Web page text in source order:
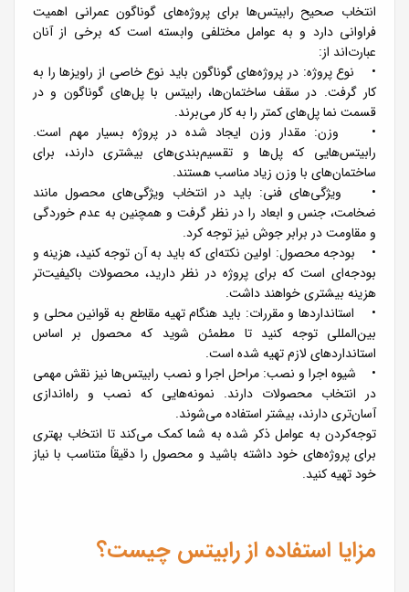
انتخاب صحیح رابیتس‌ها برای پروژه‌های گوناگون عمرانی اهمیت
فراوانی دارد و به عوامل مختلفی وابسته است که برخی از آنان
عبارت‌اند از:
• نوع پروژه: در پروژه‌های گوناگون باید نوع خاصی از راویزها را به
کار گرفت. در سقف ساختمان‌ها، رابیتس با پل‌های گوناگون و در
قسمت نما پل‌های کمتر را به کار می‌برند.
• وزن: مقدار وزن ایجاد شده در پروژه بسیار مهم است.
رابیتس‌هایی که پل‌ها و تقسیم‌بندی‌های بیشتری دارند، برای
ساختمان‌های با وزن زیاد مناسب هستند.
• ویژگی‌های فنی: باید در انتخاب ویژگی‌های محصول مانند
ضخامت، جنس و ابعاد را در نظر گرفت و همچنین به عدم خوردگی
و مقاومت در برابر جوش نیز توجه کرد.
• بودجه محصول: اولین نکته‌ای که باید به آن توجه کنید، هزینه و
بودجه‌ای است که برای پروژه در نظر دارید، محصولات باکیفیت‌تر
هزینه بیشتری خواهند داشت.
• استانداردها و مقررات: باید هنگام تهیه مقاطع به قوانین محلی و
بین‌المللی توجه کنید تا مطمئن شوید که محصول بر اساس
استانداردهای لازم تهیه شده است.
• شیوه اجرا و نصب: مراحل اجرا و نصب رابیتس‌ها نیز نقش مهمی
در انتخاب محصولات دارند. نمونه‌هایی که نصب و راه‌اندازی
آسان‌تری دارند، بیشتر استفاده می‌شوند.
توجه‌کردن به عوامل ذکر شده به شما کمک می‌کند تا انتخاب بهتری
برای پروژه‌های خود داشته باشید و محصول را دقیقاً متناسب با نیاز
خود تهیه کنید.
مزایا استفاده از رابیتس چیست؟